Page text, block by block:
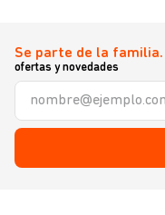
Se parte de la familia.
ofertas y novedades